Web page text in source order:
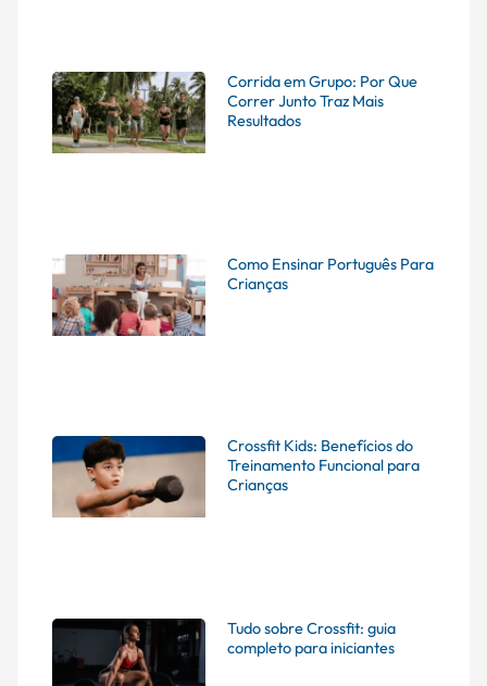
Corrida em Grupo: Por Que
Correr Junto Traz Mais
Resultados
Como Ensinar Português Para
Crianças
Crossfit Kids: Benefícios do
Treinamento Funcional para
Crianças
Tudo sobre Crossfit: guia
completo para iniciantes